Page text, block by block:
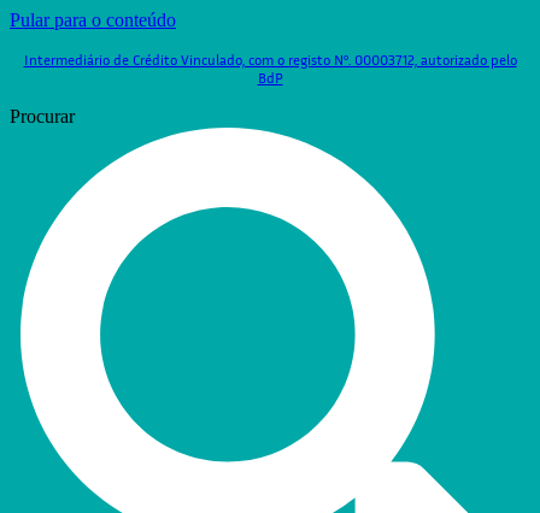
Pular para o conteúdo
Intermediário de Crédito Vinculado, com o registo Nº. 00003712, autorizado pelo
BdP
Procurar